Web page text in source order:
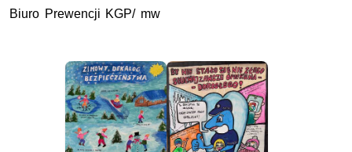
Biuro Prewencji KGP/ mw